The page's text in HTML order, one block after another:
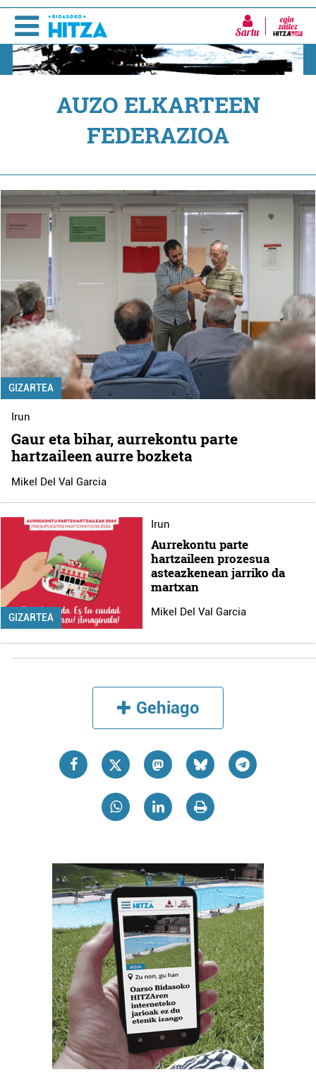
Sartu
AUZO ELKARTEEN
FEDERAZIOA
GIZARTEA
Irun
Gaur eta bihar, aurrekontu parte
hartzaileen aurre bozketa
Mikel Del Val Garcia
GIZARTEA
Irun
Aurrekontu parte
hartzaileen prozesua
asteazkenean jarriko da
martxan
Mikel Del Val Garcia
Gehiago